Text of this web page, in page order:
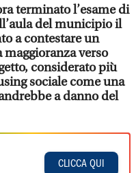
terminato l’esame di
del municipio il
a contestare un
maggioranza verso
considerato più
sociale come una
a danno del
CLICCA QUI